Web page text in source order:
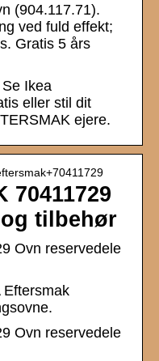
(904.117.71).
ved fuld effekt;
Gratis 5 års
Ikea
eller stil dit
ejere.
70411729
tilbehør
Ovn reservedele
Eftersmak
Ovn reservedele